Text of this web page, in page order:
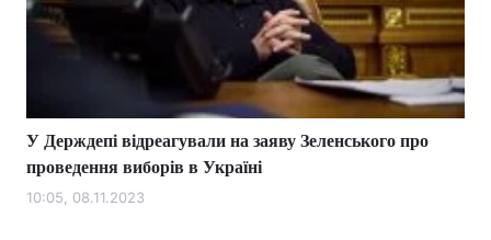
У Держдепі відреагували на заяву Зеленського про
проведення виборів в Україні
10:05, 08.11.2023